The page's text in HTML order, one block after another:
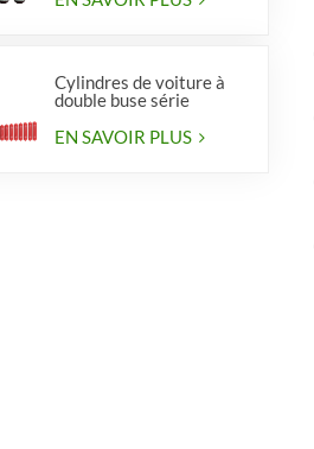
Cylindres de voiture à
double buse série
EN SAVOIR PLUS